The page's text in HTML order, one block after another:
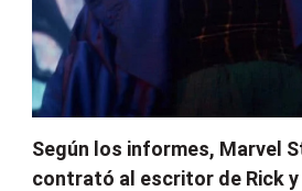
Según los informes, Marvel
contrató al escritor de Rick